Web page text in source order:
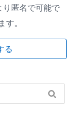
り匿名で可能で
。
る